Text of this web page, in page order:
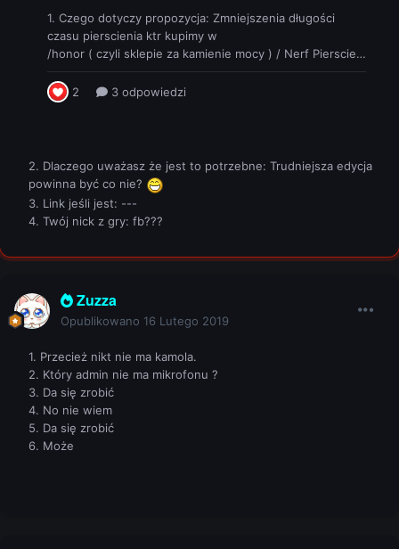
2. Dlaczego uważasz że jest to potrzebne: Trudniejsza edycja
powinna być co nie?
3. Link jeśli jest: ---
4. Twój nick z gry: fb???
Zuzza
Opublikowano 16 Lutego 2019
1. Przecież nikt nie ma kamola.
2. Który admin nie ma mikrofonu ?
3. Da się zrobić
4. No nie wiem
5. Da się zrobić
6. Może